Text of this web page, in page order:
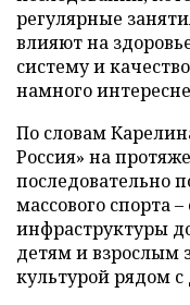
регулярные
влияют на
систему и
намного
По словам
Россия» на
последовательно
массового спорта
инфраструктуры
детям и взрослым
культурой рядом